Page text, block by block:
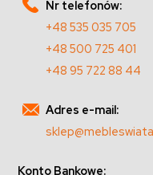
Nr telefonów:
+48 535 035 705
+48 500 725 401
+48 95 722 88 44
Adres e-mail:
Konto Bankowe: